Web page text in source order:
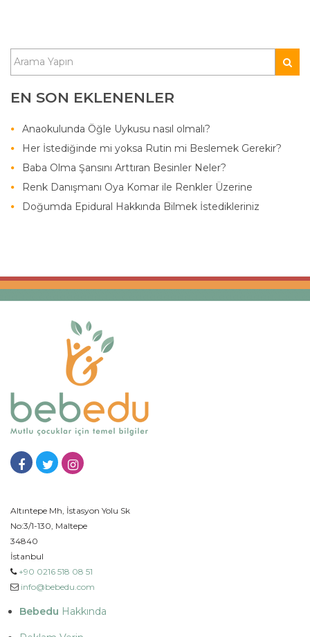
EN SON EKLENENLER
Anaokulunda Öğle Uykusu nasıl olmalı?
Her İstediğinde mi yoksa Rutin mi Beslemek Gerekir?
Baba Olma Şansını Arttıran Besinler Neler?
Renk Danışmanı Oya Komar ile Renkler Üzerine
Doğumda Epidural Hakkında Bilmek İstedikleriniz
Altıntepe Mh, İstasyon Yolu Sk
No:3/1-130, Maltepe
34840
İstanbul
+90 0216 518 08 51
info@bebedu.com
Bebedu Hakkında